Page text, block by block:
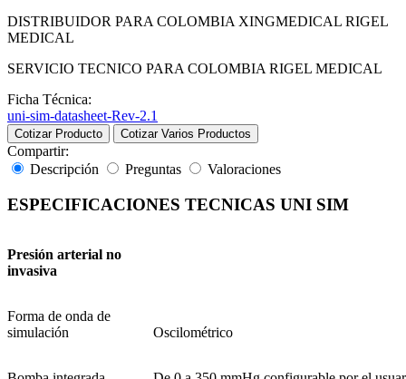
DISTRIBUIDOR PARA COLOMBIA XINGMEDICAL RIGEL
MEDICAL
SERVICIO TECNICO PARA COLOMBIA RIGEL MEDICAL
Ficha Técnica:
uni-sim-datasheet-Rev-2.1
Cotizar Producto Cotizar Varios Productos
Compartir:
Descripción
Preguntas Valoraciones
ESPECIFICACIONES TECNICAS UNI SIM
Presión arterial no
invasiva
Forma de onda de
simulación
Oscilométrico